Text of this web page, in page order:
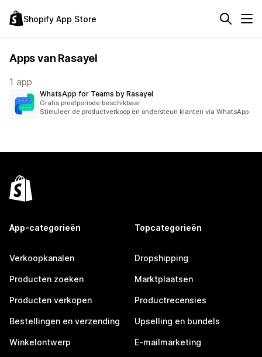
Shopify App Store
Apps van Rasayel
1 app
WhatsApp for Teams by Rasayel
Gratis proefperiode beschikbaar
Stimuleer de productverkoop en ondersteun klanten via WhatsApp
App-categorieën
Verkoopkanalen
Producten zoeken
Producten verkopen
Bestellingen en verzending
Winkelontwerp
Topcategorieën
Dropshipping
Marktplaatsen
Productrecensies
Upselling en bundels
E-mailmarketing